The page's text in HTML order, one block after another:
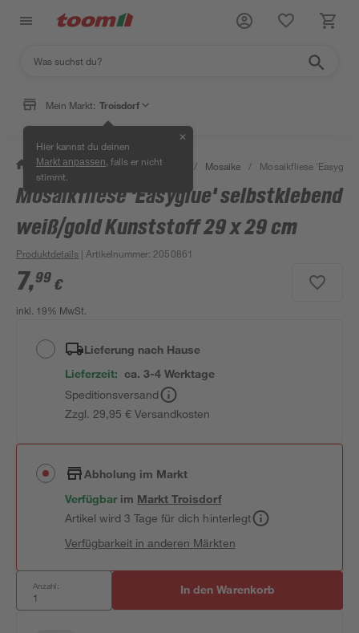
Mein Markt: Troisdorf
Hier kannst du deinen
Markt anpassen , falls er nicht
stimmt.
✕
/ Bauen & Renovieren / Fliesen / Mosaike / Mosaikfliese
Mosaikfliese 'Easyglue' selbstklebend
weiß/gold Kunststoff 29 x 29 cm
Produktdetails | Artikelnummer: 2050861
7,99 €
inkl. 19% MwSt.
Lieferung nach Hause
Lieferzeit: ca. 3-4 Werktage
Speditionsversand
Zzgl. 29,95 € Versandkosten
Abholung im Markt
Verfügbar im MarktTroisdorf
Artikel wird 3 Tage für dich hinterlegt
Verfügbarkeit in anderen Märkten
Anzahl: In den Warenkorb